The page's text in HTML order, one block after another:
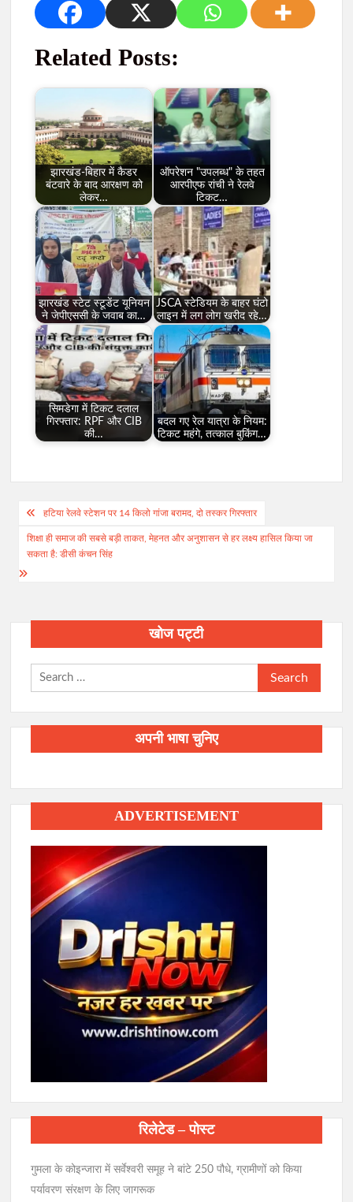
Related Posts:
झारखंड-बिहार में कैडर
बंटवारे के बाद आरक्षण को
लेकर…
ऑपरेशन "उपलब्ध" के तहत
आरपीएफ रांची ने रेलवे
टिकट…
झारखंड स्टेट स्टूडेंट यूनियन
ने जेपीएससी के जवाब का…
JSCA स्टेडियम के बाहर घंटो
लाइन में लग लोग खरीद रहे…
सिमडेगा में टिकट दलाल
गिरफ्तार: RPF और CIB
की…
बदल गए रेल यात्रा के नियम:
टिकट महंगे, तत्काल बुकिंग…
Post
navigation
हटिया रेलवे स्टेशन पर 14 किलो गांजा बरामद, दो तस्कर गिरफ्तार
शिक्षा ही समाज की सबसे बड़ी ताकत, मेहनत और अनुशासन से हर लक्ष्य हासिल किया जा
सकता है: डीसी कंचन सिंह
खोज पट्टी
Search
for:
अपनी भाषा चुनिए
ADVERTISEMENT
रिलेटेड – पोस्ट
गुमला के कोइन्जारा में सर्वेश्वरी समूह ने बांटे 250 पौधे, ग्रामीणों को किया
पर्यावरण संरक्षण के लिए जागरूक